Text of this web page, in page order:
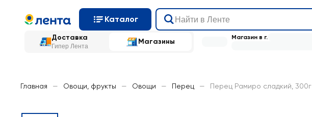
Каталог
Доставка
Гипер Лента
Магазины Магазин в г.
Главная — Овощи, фрукты — Овощи — Перец — Перец Рамиро сладкий, 300г